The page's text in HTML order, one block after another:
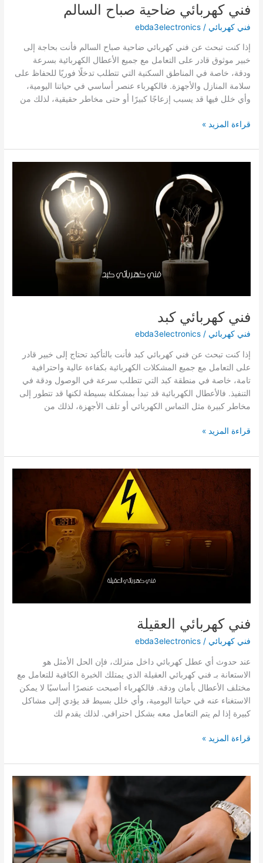
فني كهربائي ضاحية صباح السالم
فني كهربائي /
ebda3electronics
إذا كنت تبحث عن فني كهربائي ضاحية صباح السالم فأنت بحاجة إلى
خبير موثوق قادر على التعامل مع جميع الأعطال الكهربائية بسرعة
ودقة، خاصة في المناطق السكنية التي تتطلب تدخلًا فوريًا للحفاظ على
سلامة المنازل والأجهزة. فالكهرباء عنصر أساسي في حياتنا اليومية،
وأي خلل فيها قد يسبب إزعاجًا كبيرًا أو حتى مخاطر حقيقية، لذلك من
فني
ضاحية
صباح
قراءة المزيد »
فني كهربائي كبد
فني كهربائي /
ebda3electronics
إذا كنت تبحث عن فني كهربائي كبد فأنت بالتأكيد تحتاج إلى خبير قادر
على التعامل مع جميع المشكلات الكهربائية بكفاءة عالية واحترافية
تامة، خاصة في منطقة كبد التي تتطلب سرعة في الوصول ودقة في
التنفيذ. فالأعطال الكهربائية قد تبدأ بمشكلة بسيطة لكنها قد تتطور إلى
مخاطر كبيرة مثل التماس الكهربائي أو تلف الأجهزة، لذلك من
فني
كبد
قراءة المزيد »
فني كهربائي العقيلة
فني كهربائي /
ebda3electronics
عند حدوث أي عطل كهربائي داخل منزلك، فإن الحل الأمثل هو
الاستعانة بـ فني كهربائي العقيلة الذي يمتلك الخبرة الكافية للتعامل مع
مختلف الأعطال بأمان ودقة. فالكهرباء أصبحت عنصرًا أساسيًا لا يمكن
الاستغناء عنه في حياتنا اليومية، وأي خلل بسيط قد يؤدي إلى مشاكل
كبيرة إذا لم يتم التعامل معه بشكل احترافي. لذلك يقدم لك
فني
العقيلة
قراءة المزيد »